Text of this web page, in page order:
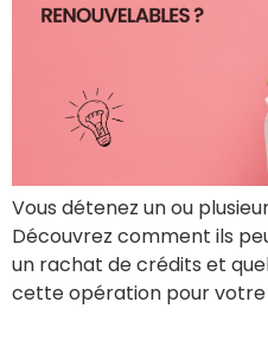
Vous détenez un ou
Découvrez comment ils
un rachat de crédits et
cette opération pour votre